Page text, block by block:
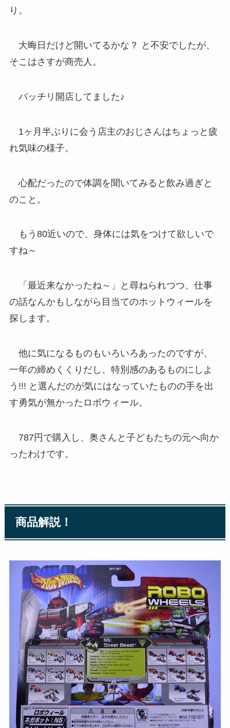
り。
大晦日だけど開いてるかな？ と不安でしたが、
そこはさすが商売人。
バッチリ開店してました♪
1ヶ月半ぶりに会う店主のおじさんはちょっと疲
れ気味の様子。
心配だったので体調を聞いてみると飲み過ぎと
のこと。
もう80近いので、身体には気をつけて欲しいで
すね～
「最近来なかったね～」と尋ねられつつ、仕事
の話なんかもしながら目当てのホットウィールを
探します。
他に気になるものもいろいろあったのですが、
一年の締めくくりだし、特別感のあるものにしよ
う!!! と選んだのが気にはなっていたものの手を出
す勇気が無かったロボウィール。
787円で購入し、奥さんと子どもたちの元へ向か
ったわけです。
商品解説！